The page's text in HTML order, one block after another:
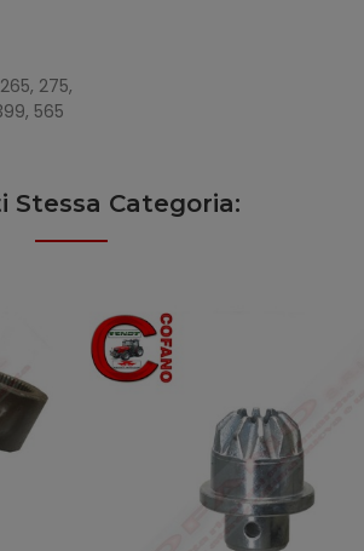
275,
565
Stessa Categoria: